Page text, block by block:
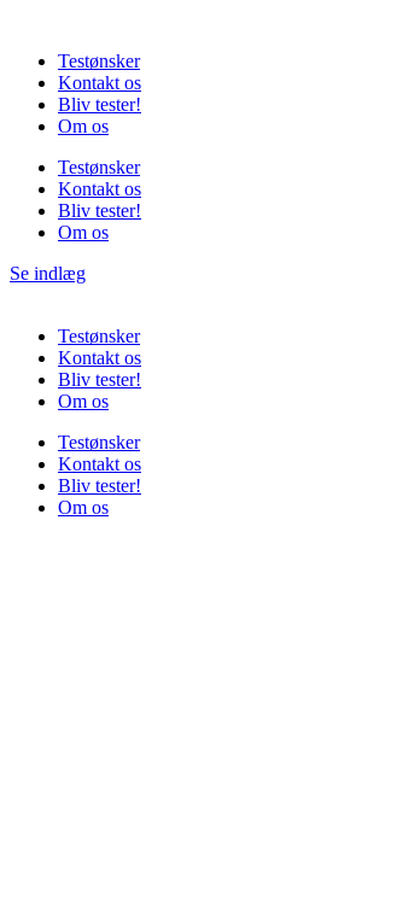
indholdTestønsker
Kontakt os
Bliv tester!
Om os
Testønsker
Kontakt os
Bliv tester!
Om os
Se indlæg
Testønsker
Kontakt os
Bliv tester!
Om os
Testønsker
Kontakt os
Bliv tester!
Om os